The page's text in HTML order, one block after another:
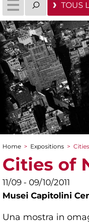
TOUS
You are here
Home > Expositions >
Cities of
11/09 - 09/10/2011
Musei Capitolini
Una mostra in